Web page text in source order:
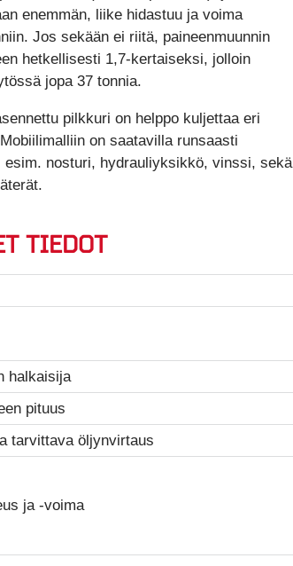
enemmän, liike hidastuu ja voima
Jos sekään ei riitä, paineenmuunnin
hetkellisesti 1,7-kertaiseksi, jolloin
jopa 37 tonnia.
pilkkuri on helppo kuljettaa eri
on saatavilla runsaasti
esim. nosturi, hydrauliyksikkö, vinssi, sekä
TIEDOT
halkaisija
pituus
tarvittava öljynvirtaus
ja -voima